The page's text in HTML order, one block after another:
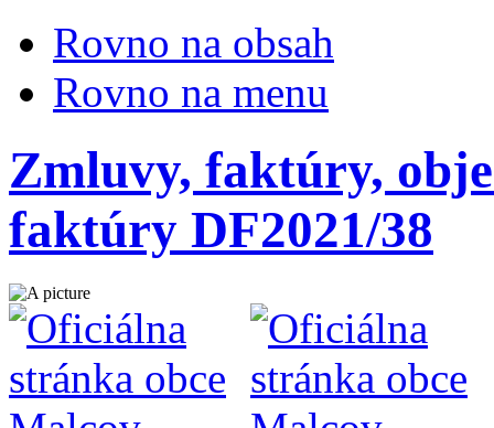
Rovno na obsah
Rovno na menu
Zmluvy, faktúry,
faktúry DF2021/38